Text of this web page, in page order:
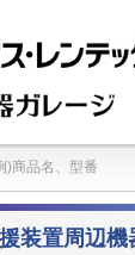
)商品名、型番
装置周辺機